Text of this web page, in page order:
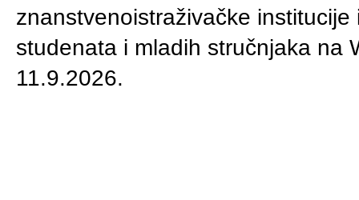
znanstvenoistraživačke
studenata i mladih stručnjaka na
11.9.2026.